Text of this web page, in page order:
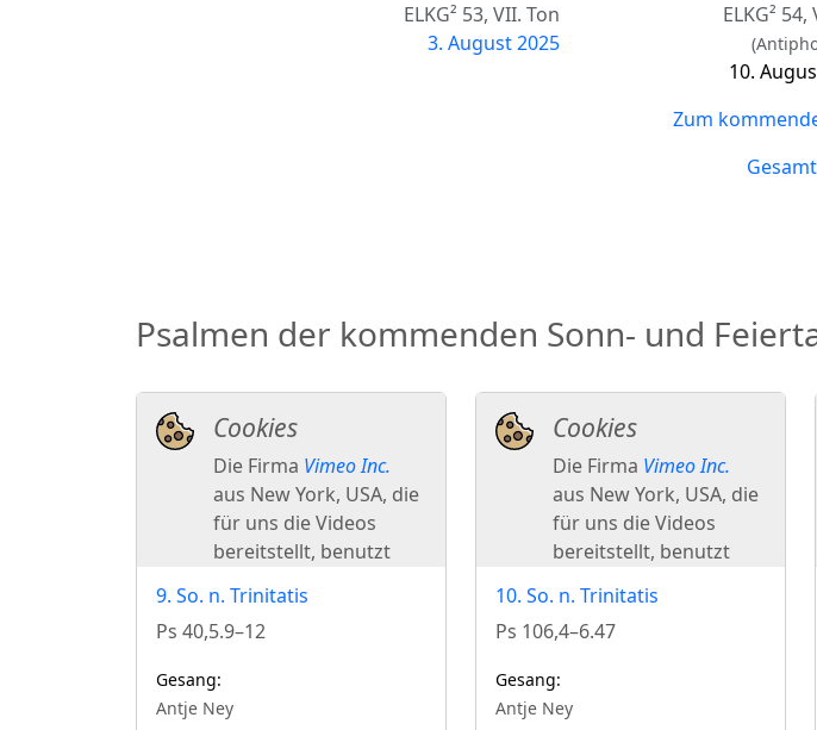
ELKG² 53, VII. Ton
3. August 2025
ELKG² 54,
10.
Zum
Psalmen der kommenden Sonn- und
9. So. n. Trinitatis
Ps 40,5.9–12
Gesang:
Antje Ney
10. So. n. Trinitatis
Ps 106,4–6.47
Gesang:
Antje Ney